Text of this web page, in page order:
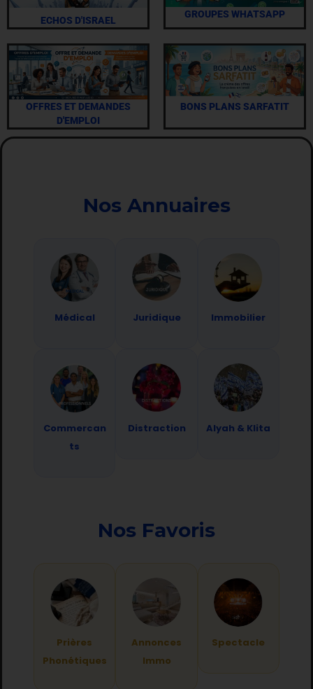
ECHOS D'ISRAEL
GROUPES WHATSAPP
OFFRES ET DEMANDES
D'EMPLOI
BONS PLANS SARFATIT
Nos Annuaires
Médical Juridique Immobilier
Commercan
ts
Distraction Alyah & Klita
Nos Favoris
Prières
Phonétiques
Annonces
Immo
Spectacle